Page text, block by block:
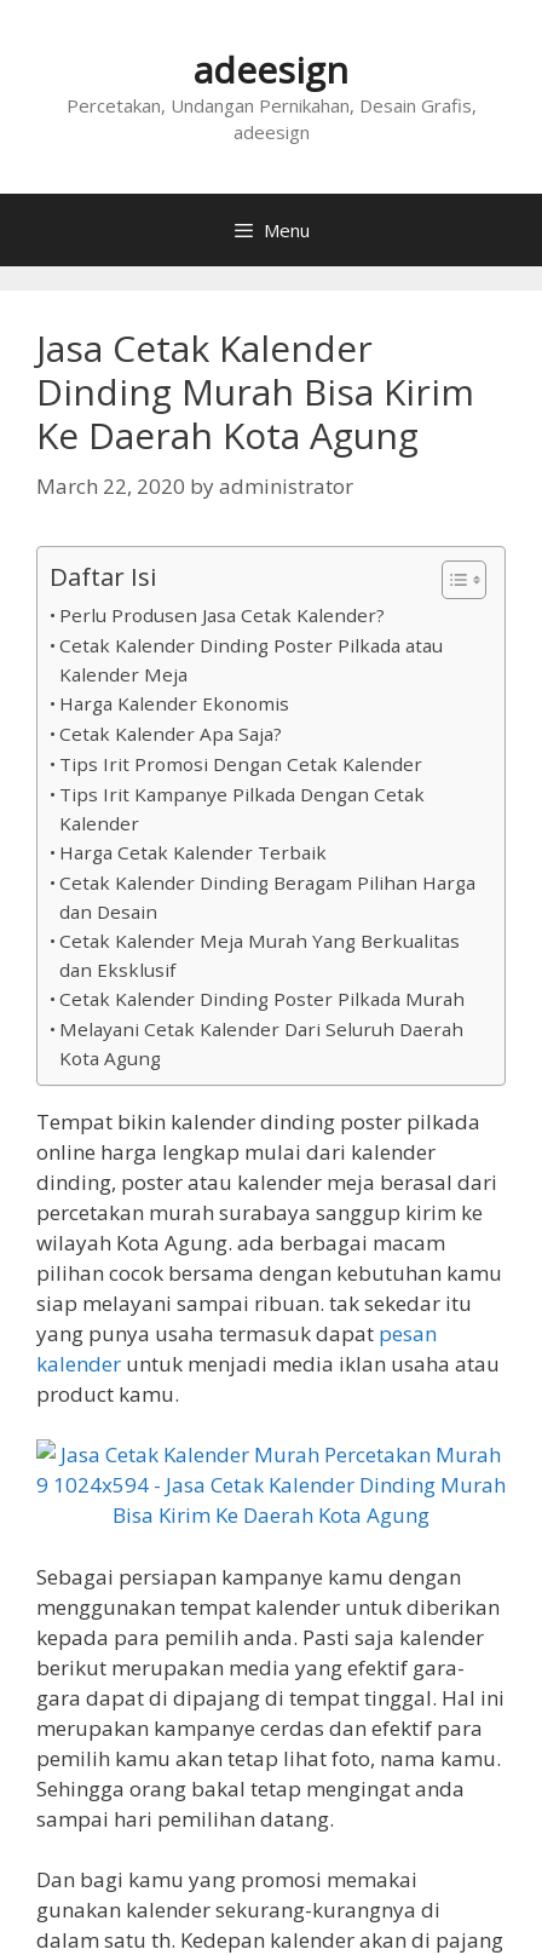
adeesign
Percetakan, Undangan Pernikahan, Desain Grafis,
adeesign
Menu
Jasa Cetak Kalender
Dinding Murah Bisa Kirim
Ke Daerah Kota Agung
March 22, 2020 byadministrator
Daftar Isi
Perlu Produsen Jasa Cetak Kalender?
Cetak Kalender Dinding Poster Pilkada atau
Kalender Meja
Harga Kalender Ekonomis
Cetak Kalender Apa Saja?
Tips Irit Promosi Dengan Cetak Kalender
Tips Irit Kampanye Pilkada Dengan Cetak
Kalender
Harga Cetak Kalender Terbaik
Cetak Kalender Dinding Beragam Pilihan Harga
dan Desain
Cetak Kalender Meja Murah Yang Berkualitas
dan Eksklusif
Cetak Kalender Dinding Poster Pilkada Murah
Melayani Cetak Kalender Dari Seluruh Daerah
Kota Agung
Tempat bikin kalender dinding poster pilkada
online harga lengkap mulai dari kalender
dinding, poster atau kalender meja berasal dari
percetakan murah surabaya sanggup kirim ke
wilayah Kota Agung. ada berbagai macam
pilihan cocok bersama dengan kebutuhan kamu
siap melayani sampai ribuan. tak sekedar itu
yang punya usaha termasuk dapat pesan
kalender untuk menjadi media iklan usaha atau
product kamu.
Sebagai persiapan kampanye kamu dengan
menggunakan tempat kalender untuk diberikan
kepada para pemilih anda. Pasti saja kalender
berikut merupakan media yang efektif gara-
gara dapat di dipajang di tempat tinggal. Hal ini
merupakan kampanye cerdas dan efektif para
pemilih kamu akan tetap lihat foto, nama kamu.
Sehingga orang bakal tetap mengingat anda
sampai hari pemilihan datang.
Dan bagi kamu yang promosi memakai
gunakan kalender sekurang-kurangnya di
dalam satu th. Kedepan kalender akan di pajang